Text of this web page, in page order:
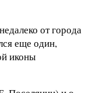
от города
еще один,
иконы